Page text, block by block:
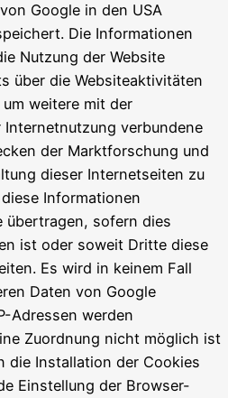
Google in den USA
Die Informationen
Nutzung der Website
über die Websiteaktivitäten
weitere mit der
verbundene
der Marktforschung und
dieser Internetseiten zu
Informationen
übertragen, sofern dies
ist oder soweit Dritte diese
Es wird in keinem Fall
Daten von Google
Adressen werden
Zuordnung nicht möglich ist
die Installation der Cookies
Einstellung der Browser-